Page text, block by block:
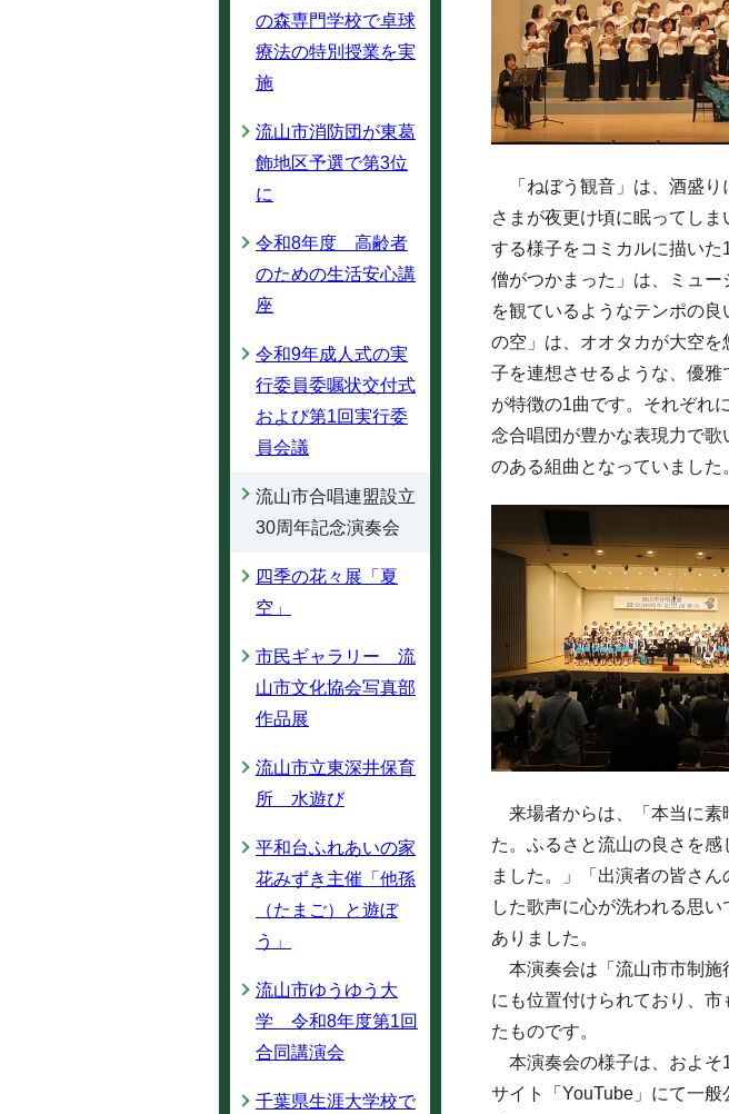
「ねぼう観音」は、酒盛り
さまが夜更け頃に眠ってし
する様子をコミカルに描いた
僧がつかまった」は、ミュー
を観ているようなテンポの
の空」は、オオタカが大空を
子を連想させるような、優雅
が特徴の1曲です。それぞれ
念合唱団が豊かな表現力で歌
のある組曲となっていました
来場者からは、「本当に素
た。ふるさと流山の良さを感
ました。」「出演者の皆さん
した歌声に心が洗われる思
ありました。
本演奏会は「流山市市制施
にも位置付けられており、市
たものです。
本演奏会の様子は、およそ
サイト「YouTube」にて一般
の森専門学校で卓球
療法の特別授業を実
施
流山市消防団が東葛
飾地区予選で第3位
に
令和8年度 高齢者
のための生活安心講
座
令和9年成人式の実
行委員委嘱状交付式
および第1回実行委
員会議
流山市合唱連盟設立
30周年記念演奏会
四季の花々展「夏
空」
市民ギャラリー 流
山市文化協会写真部
作品展
流山市立東深井保育
所 水遊び
平和台ふれあいの家
花みずき主催「他孫
（たまご）と遊ぼ
う」
流山市ゆうゆう大
学 令和8年度第1回
合同講演会
千葉県生涯大学校で